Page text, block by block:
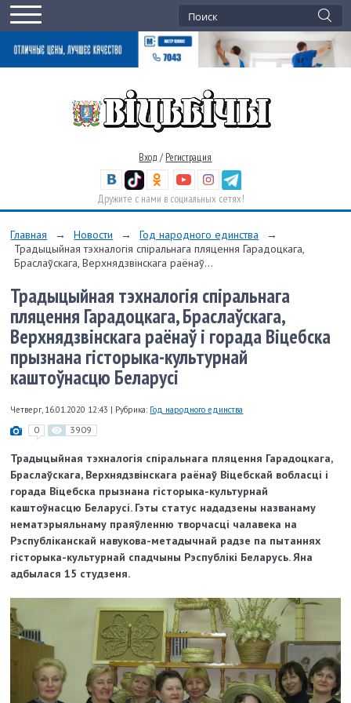
Вход / Регистрация
Дружите с нами в социальных сетях!
Главная → Новости → Год народного единства
→
Традыцыйная тэхналогія спіральнага пляцення Гарадоцкага,
Браслаўскага, Верхнядзвінскага раёнаў...
Традыцыйная тэхналогія спіральнага
пляцення Гарадоцкага, Браслаўскага,
Верхнядзвінскага раёнаў і горада Віцебска
прызнана гісторыка-культурнай
каштоўнасцю Беларусі
Четверг, 16.01.2020 12:43 | Рубрика: Год народного единства
0 3909
Традыцыйная тэхналогія спіральнага пляцення Гарадоцкага,
Браслаўскага, Верхнядзвінскага раёнаў Віцебскай вобласці і
горада Віцебска прызнана гісторыка-культурнай
каштоўнасцю Беларусі. Гэты статус нададзены названаму
нематэрыяльнаму праяўленню творчасці чалавека на
Рэспубліканскай навукова-метадычнай радзе па пытаннях
гісторыка-культурнай спадчыны Рэспублікі Беларусь. Яна
адбылася 15 студзеня.